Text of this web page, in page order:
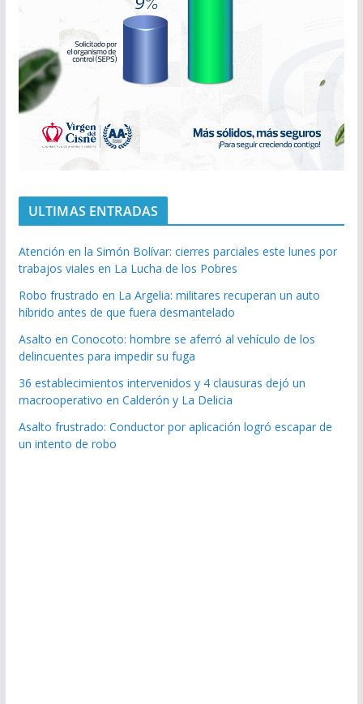
ULTIMAS ENTRADAS
Atención en la Simón Bolívar: cierres parciales este lunes por
trabajos viales en La Lucha de los Pobres
Robo frustrado en La Argelia: militares recuperan un auto
híbrido antes de que fuera desmantelado
Asalto en Conocoto: hombre se aferró al vehículo de los
delincuentes para impedir su fuga
36 establecimientos intervenidos y 4 clausuras dejó un
macrooperativo en Calderón y La Delicia
Asalto frustrado: Conductor por aplicación logró escapar de
un intento de robo